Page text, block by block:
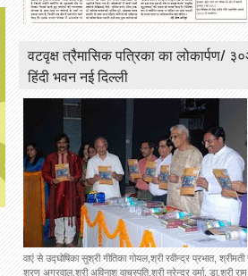
वटवृक्ष त्रैमासिक पत्रिका का लोकार्पण/
हिंदी भवन नई दिल्ली
वाएं से उद्घोषिका सुश्री गीतिका गोयल,श्री रवीन्द्र प्रभात, श्रीमती
शरण अग्रवाल,श्री अविनाश वाचस्पति,श्री नरेन्द्र वर्मा, डा.श्री